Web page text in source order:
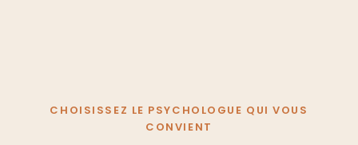
CHOISISSEZ LE PSYCHOLOGUE QUI VOUS
CONVIENT